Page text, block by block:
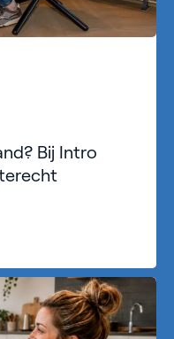
Bij Intro